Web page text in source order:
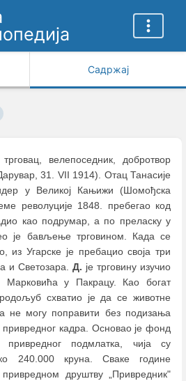
Садржај
велепоседник, добротвор
31. VII 1914). Отац Танасије
у Великој Кањижи (Шомођска
револуције 1848. пребегао код
као подрумар, а по преласку у
је бављење трговином. Када се
из Угарске је пребацио своја три
и Светозара. Д. је трговину изучио
у Пакрацу. Као богат
схватио је да се животне
не могу поправити без подизања
привредног кадра. Основао је фонд
подмлатка, чија су
240.000 круна. Сваке године
друштву „Привредник"